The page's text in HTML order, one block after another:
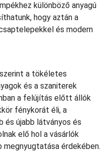
különböző anyagú
hogy aztán a
és modern
a tökéletes
és a szaniterek
a felújítás előtt állók
fénykorát éli, a
és újabb látványos és
elő hol a vásárlók
érdekében.